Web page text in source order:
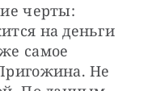
черты:
на деньги
самое
Не